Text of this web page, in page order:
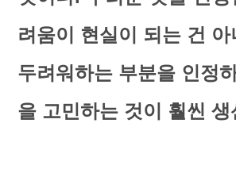
려움이 현실이 되는 건 아
두려워하는 부분을 인정
을 고민하는 것이 훨씬 생